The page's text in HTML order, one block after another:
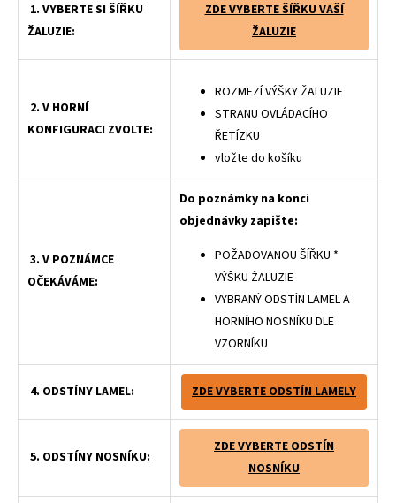
1. VYBERTE SI ŠÍŘKU
ŽALUZIE:
ZDE VYBERTE ŠÍŘKU VAŠÍ
ŽALUZIE
2. V HORNÍ
KONFIGURACI ZVOLTE:
ROZMEZÍ VÝŠKY ŽALUZIE
STRANU OVLÁDACÍHO
ŘETÍZKU
vložte do košíku
3. V POZNÁMCE
OČEKÁVÁME:
Do poznámky na konci
objednávky zapište:
POŽADOVANOU ŠÍŘKU *
VÝŠKU ŽALUZIE
VYBRANÝ ODSTÍN LAMEL A
HORNÍHO NOSNÍKU DLE
VZORNÍKU
4. ODSTÍNY LAMEL: ZDE VYBERTE ODSTÍN LAMELY
5. ODSTÍNY NOSNÍKU:
ZDE VYBERTE ODSTÍN
NOSNÍKU